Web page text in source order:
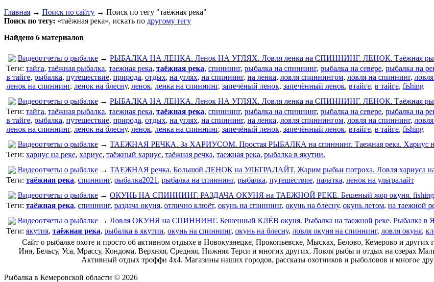
Главная → Поиск по сайту → Поиск по тегу "таёжная река"
Поиск по тегу: «таёжная река», искать по другому тегу
Найдено 6 материалов
Видеоотчеты о рыбалке → РЫБАЛКА НА ЛЕНКА. Ленок НА УГЛЯХ. Ловля ленка на СПИННИНГ. ЛЕНОК. Таёжная
Теги: тайга, таёжная рыбалка, таежная река, таёжная река, спиннинг, рыбалка на спиннинг, рыбалка на севере, рыбалка на
в тайге, рыбалка, путешествие, природа, отдых, на углях, на спиннинг, на ленка, ловля спиннингом, ловля на спиннинг,
ленок на спиннинг, ленок на блесну, ленок, ленка на спиннинг, запечёный ленок, запечённый ленок, втайге, в тайге, fishing
Видеоотчеты о рыбалке → РЫБАЛКА НА ЛЕНКА. Ленок НА УГЛЯХ. Ловля ленка на СПИННИНГ. ЛЕНОК. Таёжная
Теги: тайга, таёжная рыбалка, таежная река, таёжная река, спиннинг, рыбалка на спиннинг, рыбалка на севере, рыбалка на
в тайге, рыбалка, путешествие, природа, отдых, на углях, на спиннинг, на ленка, ловля спиннингом, ловля на спиннинг,
ленок на спиннинг, ленок на блесну, ленок, ленка на спиннинг, запечёный ленок, запечённый ленок, втайге, в тайге, fishing
Видеоотчеты о рыбалке → ТАЕЖНАЯ РЕЧКА. За ХАРИУСОМ. Простая РЫБАЛКА на спиннинг. Таежная река. Хариус
Теги: хариус на реке, хариус, таёжный хариус, таёжная речка, таежная река, рыбалка в якутии.
Видеоотчеты о рыбалке → ТАЕЖНАЯ речка. Большой ЛЕНОК на УЛЬТРАЛАЙТ. Жарим рыбьи потроха. Ловля хариуса на
Теги: таёжная река, спиннинг, рыбалка2021 , рыбалка на спиннинг, рыбалка, путешествие, палатка, ленок на ультралайт
Видеоотчеты о рыбалке → ОКУНЬ НА СПИННИНГ. РАЗДАЧА ОКУНЯ на ТАЕЖНОЙ РЕКЕ. Бешеный жор окуня. fishing.
Теги: таёжная река, спиннинг, раздача окуня, отлично клюёт, окунь на спиннинг, окунь на блесну, окунь летом, на таежной
Видеоотчеты о рыбалке → Ловля ОКУНЯ на СПИННИНГ. Бешенный КЛЁВ окуня. Рыбалка на таежной реке. Рыбалка в
Теги: якутия, таёжная река, рыбалка в якутии, окунь на спиннинг, окунь на блесну, ловля окуня на спиннинг, ловля окуня,
Сайт о рыбалке охоте и просто об активном отдыхе в Новокузнецке, Прокопьевске, Мысках, Белово, Кемерово и
Иня, Бельсу, Уса, Мрассу, Кондома, Верхняя, Средняя, Нижняя Терси и многих других. Ловля рыбы и отдых на озерах
Активный отдых троффи 4х4. Магазины наших городов, рассказы охотников и рыболовов и многое
Рыбалка в Кемеровской области © 2026